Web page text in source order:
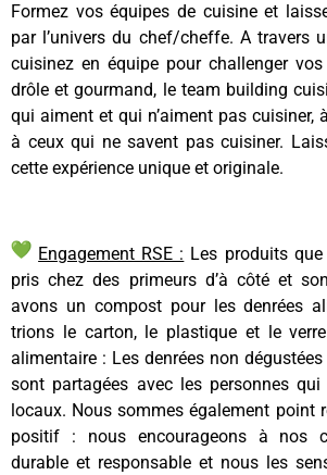
Formez vos équipes de cuisine et
par l’univers du chef/cheffe. A travers
cuisinez en équipe pour challenger
drôle et gourmand, le team building
qui aiment et qui n’aiment pas cuisiner,
à ceux qui ne savent pas cuisiner.
cette expérience unique et originale.
Engagement RSE : Les produits
pris chez des primeurs d’à côté et
avons un compost pour les denrées
trions le carton, le plastique et le
alimentaire : Les denrées non
sont partagées avec les personnes
locaux. Nous sommes également point
positif : nous encourageons à nos
durable et responsable et nous les